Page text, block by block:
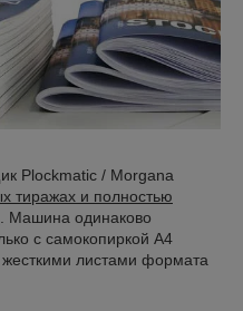
Plockmatic / Morgana
тиражах и полностью
. Машина одинаково
с самокопиркой А4
листами формата